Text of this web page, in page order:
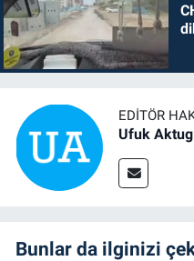
EDITÖR
Ufuk Aktug
Bunlar da ilginizi